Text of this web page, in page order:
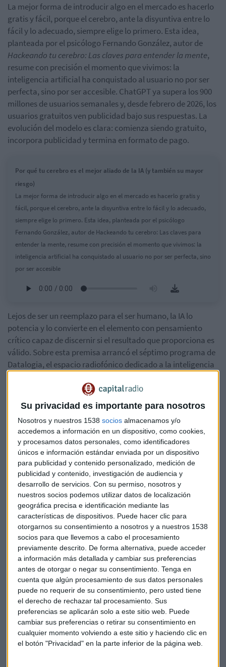
Su privacidad es importante para nosotros
Nosotros y nuestros 1538 socios almacenamos y/o
accedemos a información en un dispositivo, como cookies,
y procesamos datos personales, como identificadores
únicos e información estándar enviada por un dispositivo
para publicidad y contenido personalizado, medición de
publicidad y contenido, investigación de audiencia y
desarrollo de servicios. Con su permiso, nosotros y
nuestros socios podemos utilizar datos de localización
geográfica precisa e identificación mediante las
características de dispositivos. Puede hacer clic para
otorgarnos su consentimiento a nosotros y a nuestros 1538
socios para que llevemos a cabo el procesamiento
previamente descrito. De forma alternativa, puede acceder
a información más detallada y cambiar sus preferencias
antes de otorgar o negar su consentimiento. Tenga en
cuenta que algún procesamiento de sus datos personales
puede no requerir de su consentimiento, pero usted tiene
el derecho de rechazar tal procesamiento. Sus
preferencias se aplicarán solo a este sitio web. Puede
cambiar sus preferencias o retirar su consentimiento en
cualquier momento volviendo a este sitio y haciendo clic en
el botón "Privacidad" en la parte inferior de la página web.
La mejor forma de introducir algo en el mercado es hacerlo
gratis y fácil, porque el cerebro, ante la disyuntiva entre lo
fácil y lo adecuado, siempre elige lo primero. Esta idea,
planteada por el psicólogo Fernando González, autor de
Hackeando tu cerebro: Las claves para entender la mente,
resume con precisión el momento que vivimos: la
inteligencia artificial ha conquistado al usuario no por ser
perfecta, sino por ser accesible. ChatGPT ya supera los 900
millones de usuarios semanales y, desde febrero de 2026, los
usuarios gratuitos ven publicidad bajo sus respuestas. La
evolución del modelo es clara: comienza siendo gratuito,
incorpora publicidad y termina en formato de pago.
Por qué tu cerebro es el mejor aliado de la IA (y también su mayor
riesgo)
La mejor forma de introducir algo en el mercado es hacerlo gratis y
fácil, porque el cerebro, ante la disyuntiva entre lo fácil y lo adecuado,
siempre elige lo primero. Esta idea, planteada por el psicólogo
Fernando González, autor de Hackeando tu cerebro: Las claves para
entender la mente, resume con precisión el momento que vivimos: la
inteligencia artificial ha conquistado al usuario no por ser perfecta, sino
por ser accesible
Lejos de ser un reemplazo para el ser humano, la IA lo
potencia y lo convierte en el elemento con pensamiento
crítico capaz de discernir si el resultado que proporciona es
válido. Sobre esta premisa arrancó el séptimo programa de
Datalogia, el espacio radiofónico dedicado a la inteligencia
Banco Santander, Santander Digital Services y Cognizant
debatieron sobre cómo aprovechar el potencial de esta
tecnología para crear valor real para el negocio y el cliente.
El talón de Aquiles: la formación
Superada ya la narrativa de la IA como amenaza, esta
tecnología se presenta como una gran oportunidad para
ampliar las capacidades humanas, "siempre y cuando
tengas las competencias para utilizarla", advierte González.
Los datos, sin embargo, revelan que esas competencias
escasean de forma preocupante. Según el informe de Genius
HRTech y Digipoll (2025), elaborado a partir de una encuesta
a 1.704 profesionales, el 61% afirma que su empresa no les
ha proporcionado orientación adecuada sobre el uso de la
IA. La consecuencia es inmediata. Como revela el informe
Adoption Gapde Udacity, tres de cada cuatro trabajadores
abandonan las herramientas de IA a mitad de una tarea por
problemas de precisión o falta de encaje en sus flujos de
trabajo. "A pesar de la insistencia para que usemos la IA, no
hemos recibido la formación adecuada para saber qué
podemos hacer y qué no", señala David Galán, IT Manager
en Solutions Engineering de Banco Santander. A ello se